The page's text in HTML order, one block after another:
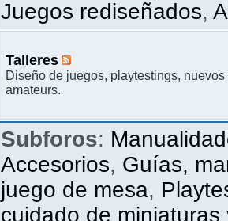
Juegos rediseñados,
Talleres
Diseño de juegos, playtestings,
amateurs.
Subforos:
Accesorios, Guías,
juego de mesa,
cuidado de